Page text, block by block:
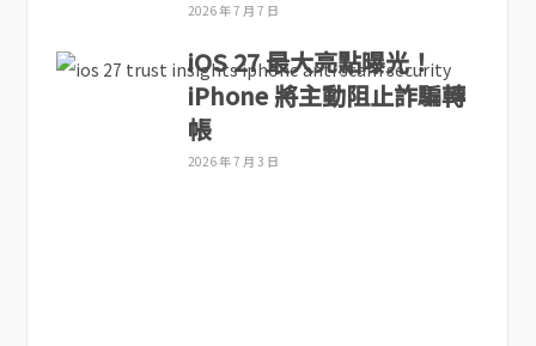
2026 年 7 月 7 日
iOS 27 最大亮點曝光！
iPhone 將主動阻止詐騙轉
帳
2026 年 7 月 3 日